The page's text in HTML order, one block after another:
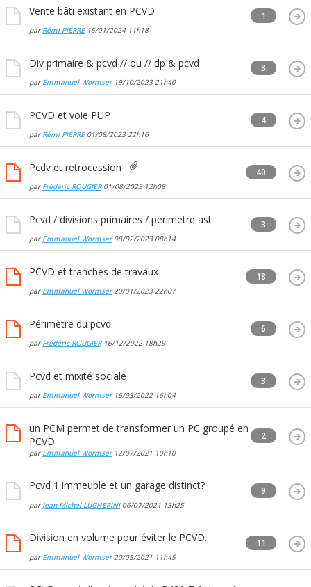
Vente bâti existant en PCVD
par Rémi PIERRE15/01/2024 11h18
1
Div primaire & pcvd // ou // dp & pcvd
par Emmanuel Wormser19/10/2023 21h40
3
PCVD et voie PUP
par Rémi PIERRE01/08/2023 22h16
4
Pcdv et retrocession
par Frédéric ROUGIER01/08/2023 12h08
40
Pcvd / divisions primaires / perimetre asl
par Emmanuel Wormser08/02/2023 08h14
3
PCVD et tranches de travaux
par Emmanuel Wormser20/01/2023 22h07
18
Périmètre du pcvd
par Frédéric ROUGIER16/12/2022 18h29
6
Pcvd et mixité sociale
par Emmanuel Wormser16/03/2022 16h04
3
un PCM permet de transformer un PC groupé en
PCVD
par Emmanuel Wormser12/07/2021 10h10
2
Pcvd 1 immeuble et un garage distinct?
par Jean-Michel LUGHERINI06/07/2021 13h25
9
Division en volume pour éviter le PCVD...
par Emmanuel Wormser20/05/2021 11h45
11